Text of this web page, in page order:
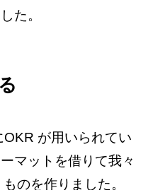
た。
OKR が用いられてい
マットを借りて我々
のを作りました。